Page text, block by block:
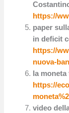
https://
paper
in deficit
https://
nuova-
la
https://
video